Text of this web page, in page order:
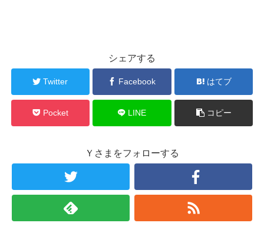
シェアする
Twitter Facebook はてブ
Pocket LINE コピー
Ｙさまをフォローする